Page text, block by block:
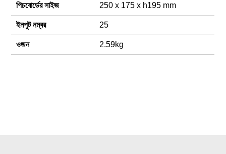
পিচবোর্ডের সাইজ 250 x 175 x h195 mm
ইনপুট নম্বর 25
ওজন 2.59kg